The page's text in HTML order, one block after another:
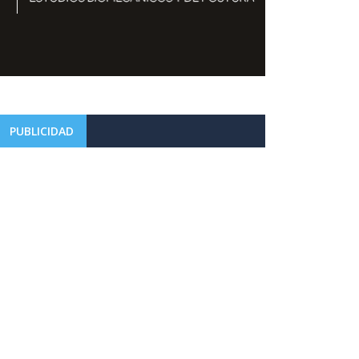
PUBLICIDAD